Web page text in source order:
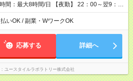
間：最大8時間/日 【夜勤】 22：00～翌9：
時 ■24時から翌9時 など ※上記の時間
毎週同じ曜日での勤務となります）
いOK / 副業・WワークOK
応募する 詳細へ
ユースタイルラボラトリー株式会社